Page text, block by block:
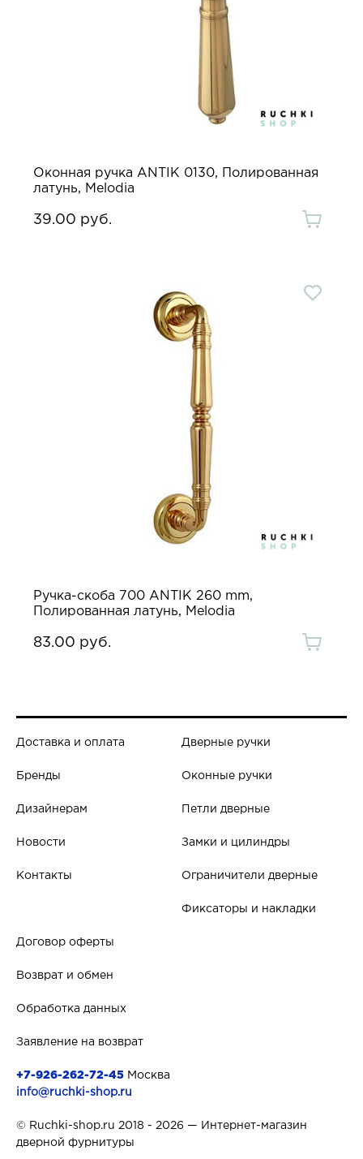
Оконная ручка ANTIK 0130, Полированная
латунь, Melodia
39.00 руб.
Ручка-скоба 700 ANTIK 260 mm,
Полированная латунь, Melodia
83.00 руб.
Доставка и оплата
Бренды
Дизайнерам
Новости
Контакты
Дверные ручки
Оконные ручки
Петли дверные
Замки и цилиндры
Ограничители дверные
Фиксаторы и накладки
Договор оферты
Возврат и обмен
Обработка данных
Заявление на возврат
+7-926-262-72-45 Москва
info@ruchki-shop.ru
© Ruchki-shop.ru 2018 - 2026 — Интернет-магазин
дверной фурнитуры